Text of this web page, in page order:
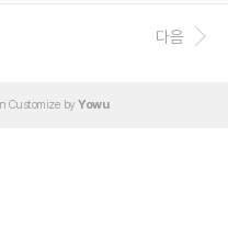
. 이매진컵 국가대표 선발은 Game
사회 공헌) 3가지 분야에서 한팀씩
다음
Customize by Yowu